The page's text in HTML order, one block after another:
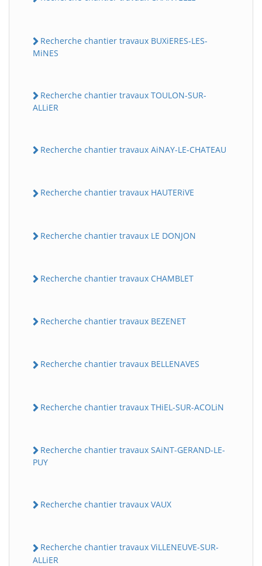
Recherche chantier travaux BUXiERES-LES-
MiNES
Recherche chantier travaux TOULON-SUR-
ALLiER
Recherche chantier travaux AiNAY-LE-CHATEAU
Recherche chantier travaux HAUTERiVE
Recherche chantier travaux LE DONJON
Recherche chantier travaux CHAMBLET
Recherche chantier travaux BEZENET
Recherche chantier travaux BELLENAVES
Recherche chantier travaux THiEL-SUR-ACOLiN
Recherche chantier travaux SAiNT-GERAND-LE-
PUY
Recherche chantier travaux VAUX
Recherche chantier travaux ViLLENEUVE-SUR-
ALLiER